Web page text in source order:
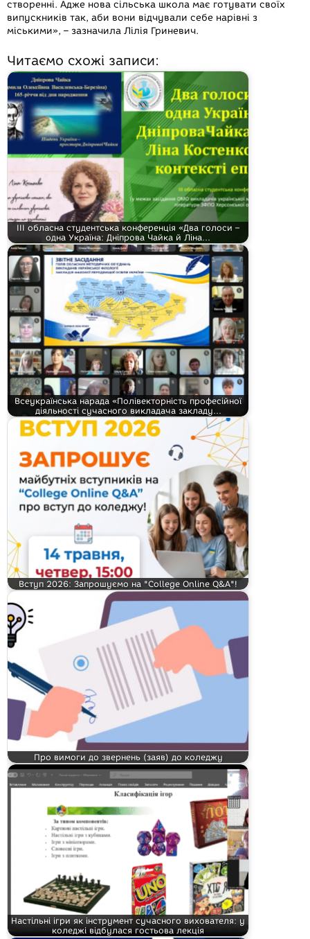
створенні. Адже нова сільська школа має готувати своїх
випускників так, аби вони відчували себе нарівні з
міськими», – зазначила Лілія Гриневич.
Читаємо схожі записи:
ІІІ обласна студентська конференція «Два голоси –
одна Україна: Дніпрова Чайка й Ліна…
Всеукраїнська нарада «Полівекторність професійної
діяльності сучасного викладача закладу…
Вступ 2026: Запрошуємо на "College Online Q&A"!
Про вимоги до звернень (заяв) до коледжу
Настільні ігри як інструмент сучасного вихователя: у
коледжі відбулася гостьова лекція